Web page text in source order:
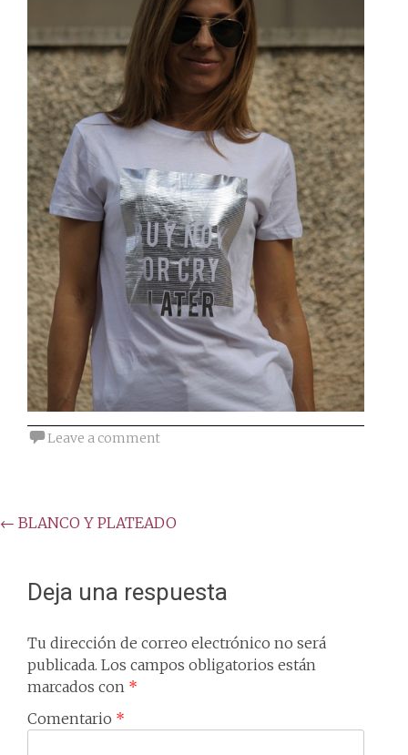
Leave a comment
Post
← BLANCO Y PLATEADO
Deja una respuesta
Tu dirección de correo electrónico no será
publicada. Los campos obligatorios están
marcados con *
Comentario *